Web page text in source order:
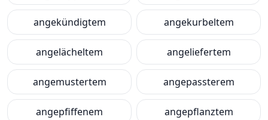
angekündigtem angekurbeltem
angelächeltem angeliefertem
angemustertem angepassterem
angepfiffenem angepflanztem